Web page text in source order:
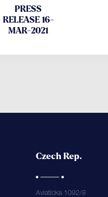
PRESS
RELEASE 16-
MAR-2021
Czech Rep.
Aviaticka 1092/8